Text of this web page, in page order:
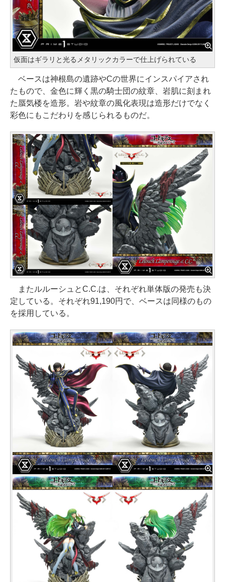
仮面はギラリと光るメタリックカラーで仕上げられている
ベースは神根島の遺跡やCの世界にインスパイアされ
たもので、金色に輝く黒の騎士団の紋章、岩肌に刻まれ
た蜃気楼を造形。岩や紋章の風化表現は造形だけでなく
彩色にもこだわりを感じられるものだ。
またルルーシュとC.C.は、それぞれ単体版の発売も決
定している。それぞれ91,190円で、ベースは同様のもの
を採用している。